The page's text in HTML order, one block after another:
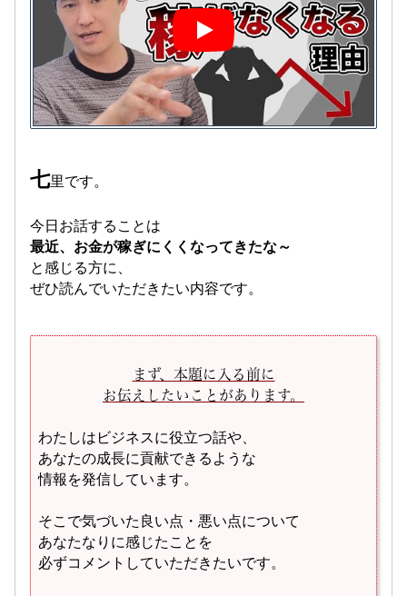
七里です。
今日お話することは
最近、お金が稼ぎにくくなってきたな～
と感じる方に、
ぜひ読んでいただきたい内容です。
まず、本題に入る前に
お伝えしたいことがあります。
わたしはビジネスに役立つ話や、
あなたの成長に貢献できるような
情報を発信しています。
そこで気づいた良い点・悪い点について
あなたなりに感じたことを
必ずコメントしていただきたいです。